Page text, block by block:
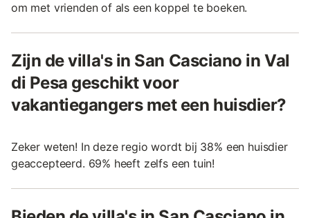
om met vrienden of als een koppel te boeken.
Zijn de villa's in San Casciano in Val
di Pesa geschikt voor
vakantiegangers met een huisdier?
Zeker weten! In deze regio wordt bij 38% een huisdier
geaccepteerd. 69% heeft zelfs een tuin!